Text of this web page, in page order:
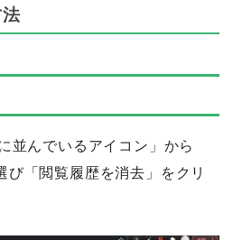
並んでいるアイコン」から
び「閲覧履歴を消去」をクリ